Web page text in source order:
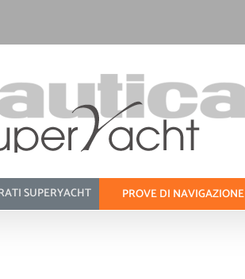
SUPERYACHT PROVE DI NAVIGAZIONE